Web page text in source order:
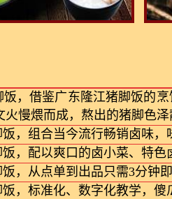
，借鉴广东隆江猪脚饭的
火慢煨而成，熬出的猪脚色
，组合当今流行畅销卤味
，配以爽口的卤小菜、特
，从点单到出品只需3分钟
，标准化、数字化教学，